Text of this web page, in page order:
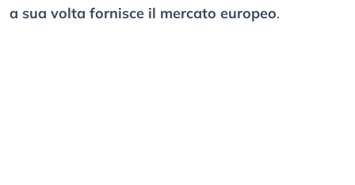
a sua volta fornisce il mercato europeo.